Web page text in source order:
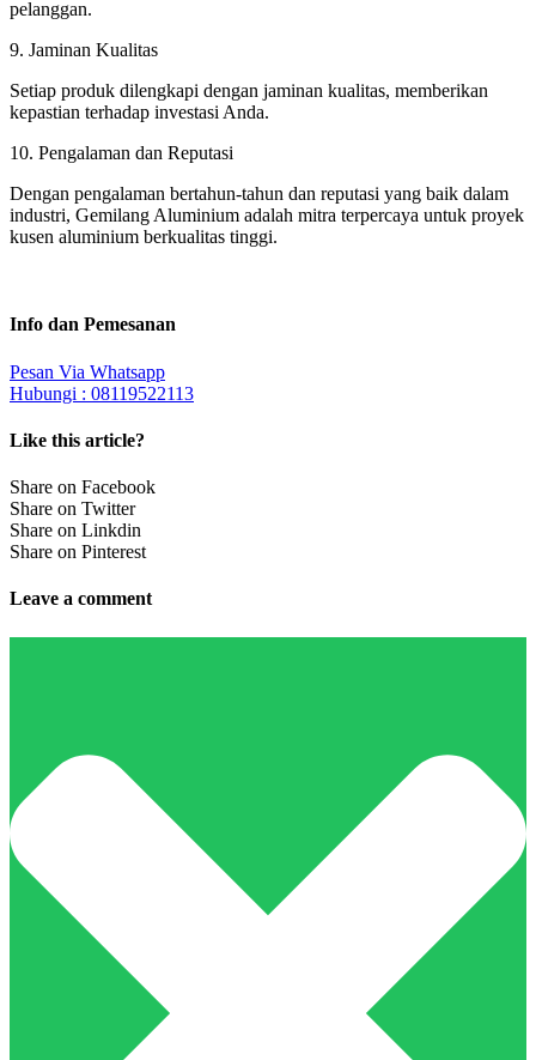
pelanggan.
9. Jaminan Kualitas
Setiap produk dilengkapi dengan jaminan kualitas, memberikan
kepastian terhadap investasi Anda.
10. Pengalaman dan Reputasi
Dengan pengalaman bertahun-tahun dan reputasi yang baik dalam
industri, Gemilang Aluminium adalah mitra terpercaya untuk proyek
kusen aluminium berkualitas tinggi.
Info dan Pemesanan
Pesan Via Whatsapp
Hubungi : 08119522113
Like this article?
Share on Facebook
Share on Twitter
Share on Linkdin
Share on Pinterest
Leave a comment